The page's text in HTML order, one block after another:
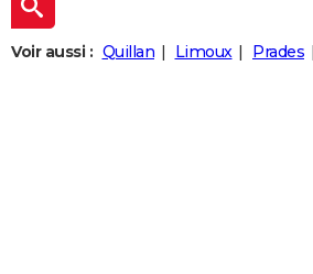
Guides de France
Escapades
Patrimoine
Expositions
Musées
Week-end nature
+
LIFESTYLE
Voir aussi : Quillan Limoux Prades